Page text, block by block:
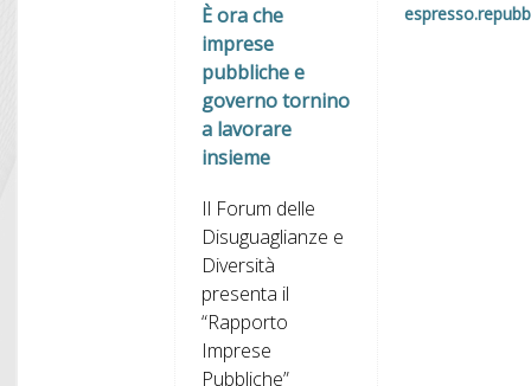
È ora che
imprese
pubbliche e
governo tornino
a lavorare
insieme
Il Forum delle
Disuguaglianze e
Diversità
presenta il
“Rapporto
Imprese
Pubbliche”